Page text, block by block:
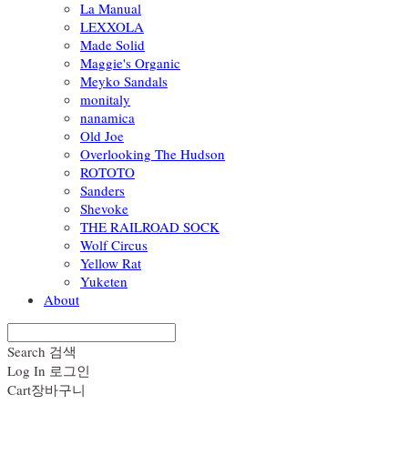
La Manual
LEXXOLA
Made Solid
Maggie's Organic
Meyko Sandals
monitaly
nanamica
Old Joe
Overlooking The Hudson
ROTOTO
Sanders
Shevoke
THE RAILROAD SOCK
Wolf Circus
Yellow Rat
Yuketen
About
Search 검색
Log In 로그인
Cart장바구니